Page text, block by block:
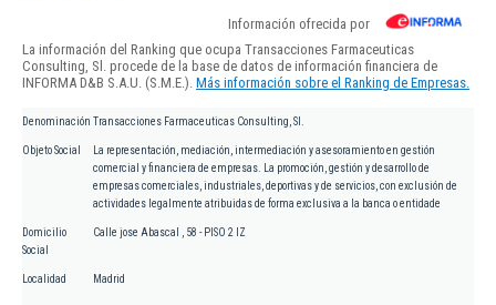
Información ofrecida por
La información del Ranking que ocupa Transacciones Farmaceuticas
Consulting, Sl. procede de la base de datos de información financiera de
INFORMA D&B S.A.U. (S.M.E.). Más información sobre el Ranking de Empresas.
Denominación Transacciones Farmaceuticas Consulting, Sl.
Objeto Social
La representación, mediación, intermediación y asesoramiento en gestión
comercial y financiera de empresas. La promoción, gestión y desarrollo de
empresas comerciales, industriales, deportivas y de servicios, con exclusión de
actividades legalmente atribuidas de forma exclusiva a la banca o entidade
Domicilio
Social
Calle jose Abascal , 58 - PISO 2 IZ
Localidad Madrid